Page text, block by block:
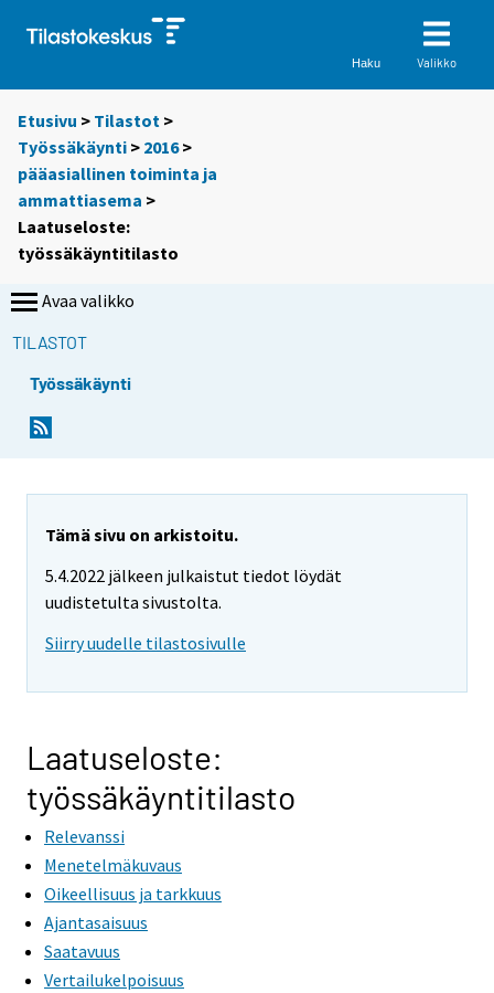
Haku Valikko
Etusivu > Tilastot >
Työssäkäynti > 2016>
pääasiallinen toiminta ja
ammattiasema >
Laatuseloste:
työssäkäyntitilasto
Avaa valikko
TILASTOT
Työssäkäynti
Tämä sivu on arkistoitu.
5.4.2022 jälkeen julkaistut tiedot löydät
uudistetulta sivustolta.
Siirry uudelle tilastosivulle
Laatuseloste:
työssäkäyntitilasto
Relevanssi
Menetelmäkuvaus
Oikeellisuus ja tarkkuus
Ajantasaisuus
Saatavuus
Vertailukelpoisuus